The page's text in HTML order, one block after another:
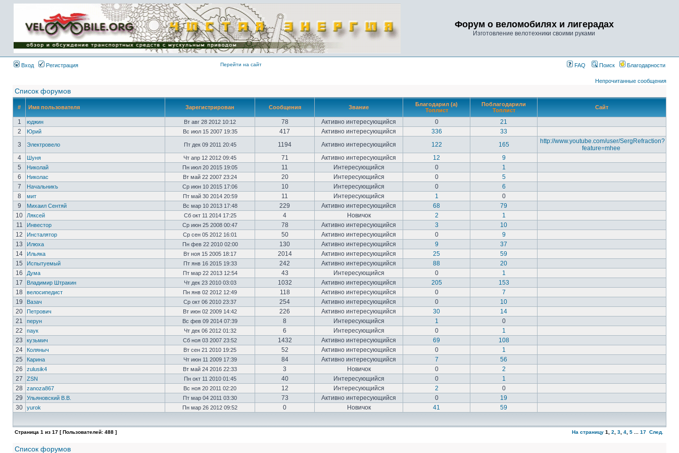
Имя пользователя:
Пароль:
{ LOG_ME_IN_SHORT
}
Форум о веломобилях и лигерадах
Изготовление велотехники своими руками
Вход Регистрация Перейти на сайт FAQ Поиск Благодарности
Непрочитанные сообщения
Список форумов
# Имя пользователя Зарегистрирован Сообщения Звание
Благодарил (а)
Топлист
Поблагодарили
Топлист
Сайт
1 юджин Вт авг 28 2012 10:12 78 Активно интересующийся 0
21
2
Юрий Вс июл 15 2007 19:35 417 Активно интересующийся 336
33
3
Электровело Пт дек 09 2011 20:45 1194 Активно интересующийся 122 165
http://www.youtube.com/user/SergRefraction?
feature=mhee
4
Шуня Чт апр 12 2012 09:45 71 Активно интересующийся 12
9
5
Николай Пн июл 20 2015 19:05 11 Интересующийся 0
1
6
Николас Вт май 22 2007 23:24 20 Интересующийся 0
5
7
Начальникъ Ср июн 10 2015 17:06 10 Интересующийся 0
6
8
мит Пт май 30 2014 20:59 11 Интересующийся 1
0
9
Михаил Сентяй Вс мар 10 2013 17:48 229 Активно интересующийся 68
79
10
Ляксей Сб окт 11 2014 17:25 4 Новичок 2
1
11
Инвестор Ср июн 25 2008 00:47 78 Активно интересующийся 3
10
12
Инсталятор Ср сен 05 2012 16:01 50 Активно интересующийся 0
9
13
Илюха Пн фев 22 2010 02:00 130 Активно интересующийся 9
37
14
Ильяка Вт ноя 15 2005 18:17 2014 Активно интересующийся 25
59
15
Испытуемый Пт янв 16 2015 19:33 242 Активно интересующийся 88
20
16
Дума Пт мар 22 2013 12:54 43 Интересующийся 0
1
17
Владимир Штракин Чт дек 23 2010 03:03 1032 Активно интересующийся 205
153
18
велосипедист Пн янв 02 2012 12:49 118 Активно интересующийся 0
7
19
Вазач Ср окт 06 2010 23:37 254 Активно интересующийся 0
10
20
Петрович Вт июн 02 2009 14:42 226 Активно интересующийся 30
14
21
перун Вс фев 09 2014 07:39 8 Интересующийся 1
0
22
паук Чт дек 06 2012 01:32 6 Интересующийся 0
1
23
кузьмич Сб ноя 03 2007 23:52 1432 Активно интересующийся 69
108
24
Коляныч Вт сен 21 2010 19:25 52 Активно интересующийся 0
1
25
Карина Чт июн 11 2009 17:39 84 Активно интересующийся 7
56
26
zulusik4 Вт май 24 2016 22:33 3 Новичок 0
2
27
ZSN Пн окт 11 2010 01:45 40 Интересующийся 0
1
28
zanoza867 Вс ноя 20 2011 02:20 12 Интересующийся 2
0
29
Ульяновский В.В. Пт мар 04 2011 03:30 73 Активно интересующийся 0
19
30
yurok Пн мар 26 2012 09:52 0 Новичок 41 59
Страница 1 из 17 [ Пользователей: 488 ] На страницу 1 2 3 4 5 17 След.
Список форумов